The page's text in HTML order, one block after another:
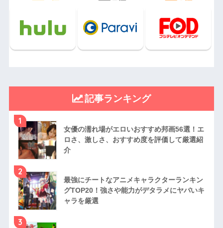
記事ランキング
1
女優の濡れ場がエロいおすすめ邦画56選！エ
ロさ、激しさ、おすすめ度を評価して厳選紹
介
2
最強にチートなアニメキャラクターランキン
グTOP20！強さや能力がデタラメにヤバいキ
ャラを厳選
3